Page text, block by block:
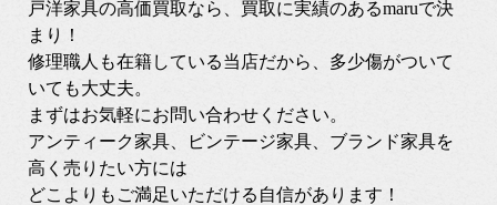
戸洋家具の高価買取なら、買取に実績のあるmaruで決
まり！
修理職人も在籍している当店だから、多少傷がついて
いても大丈夫。
まずはお気軽にお問い合わせください。
アンティーク家具、ビンテージ家具、ブランド家具を
高く売りたい方には
どこよりもご満足いただける自信があります！